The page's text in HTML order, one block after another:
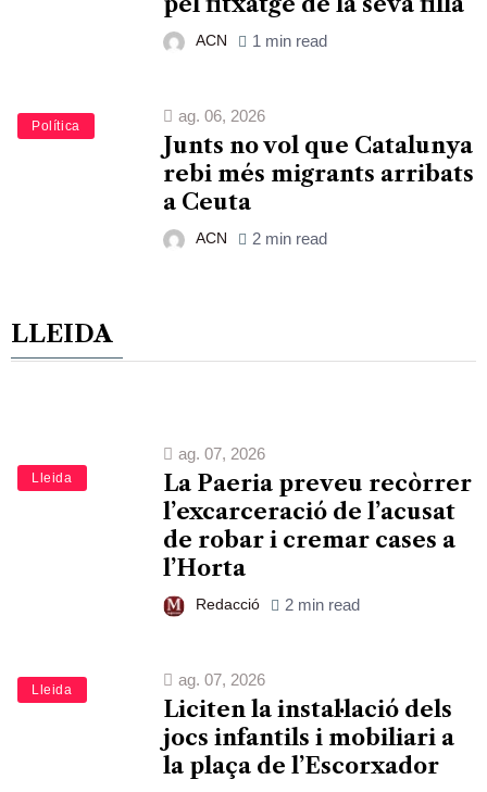
ACN 1 min read
Política
ag. 06, 2026
Junts no vol que Catalunya
rebi més migrants arribats
a Ceuta
ACN 2 min read
LLEIDA
Lleida
ag. 07, 2026
La Paeria preveu recòrrer
l’excarceració de l’acusat
de robar i cremar cases a
l’Horta
Redacció 2 min read
Lleida
ag. 07, 2026
Liciten la instal·lació dels
jocs infantils i mobiliari a
la plaça de l’Escorxador